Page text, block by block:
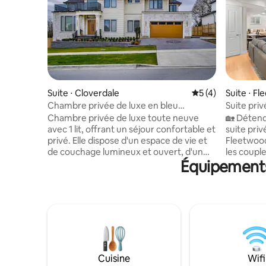
Suite ⋅ Cloverdale Évaluation
5 (4)
Chambre privée de luxe en bleu
moderne
Chambre privée de luxe toute neuve
avec 1 lit, offrant un séjour confortable et
privé. Elle dispose d'un espace de vie et
de couchage lumineux et ouvert, d'un
grand lit King Size confortable et d'une
kitchenette pratique qui comprend un
l'autoroute 10 et à 5 minutes de
l'autoroute 15 pour un accès facile aux
principales destinations. Entrée privée et
Suite ⋅
Suite
🏡
suite
les
chambre
accès
Cuisine Wifi